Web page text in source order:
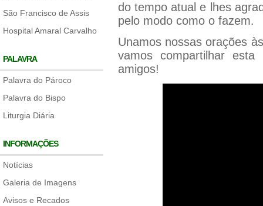
São Francisco de Assis
Hospital Amaral Carvalho
PALAVRA
Palavra do Pároco
Palavra do Bispo
Liturgia Diária
INFORMAÇÕES
Notícias
Galeria de Imagens
Avisos e Recados
do tempo atual e lhes
pelo modo como o fazem.
Unamos nossas orações
vamos compartilhar
amigos!